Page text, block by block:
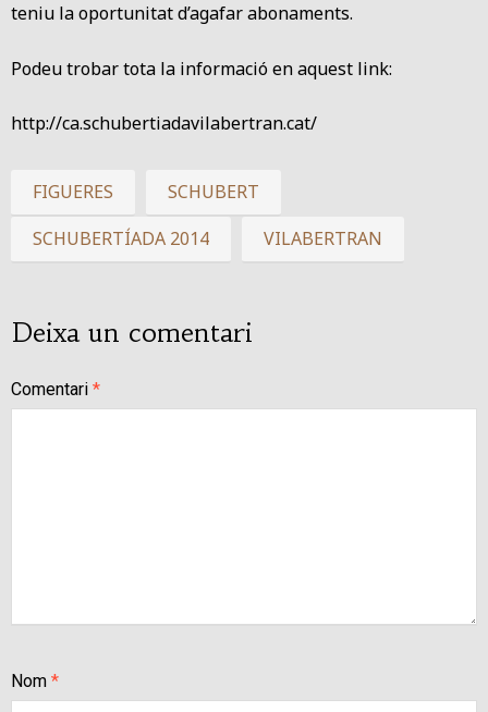
teniu la oportunitat d’agafar abonaments.
Podeu trobar tota la informació en aquest link:
http://ca.schubertiadavilabertran.cat/
FIGUERES
SCHUBERT
SCHUBERTÍADA 2014
VILABERTRAN
Deixa un comentari
Comentari *
Nom *